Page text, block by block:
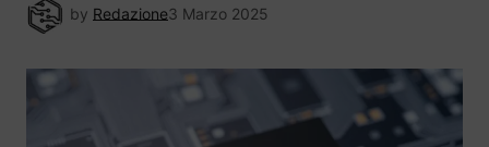
by Redazione3 Marzo 2025